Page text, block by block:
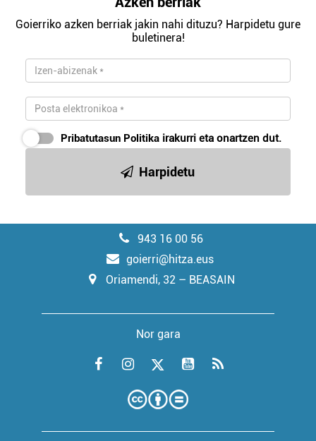
Goierriko azken berriak jakin nahi dituzu? Harpidetu gure
buletinera!
Pribatutasun Politika irakurri eta onartzen dut.
Harpidetu
943 16 00 56
goierri@hitza.eus
Oriamendi, 32 – BEASAIN
Nor gara